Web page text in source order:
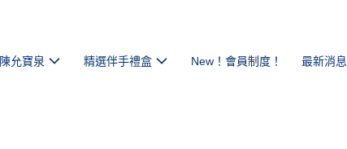
允寶泉 精選伴手禮盒 New！會員制度！ 最新消息